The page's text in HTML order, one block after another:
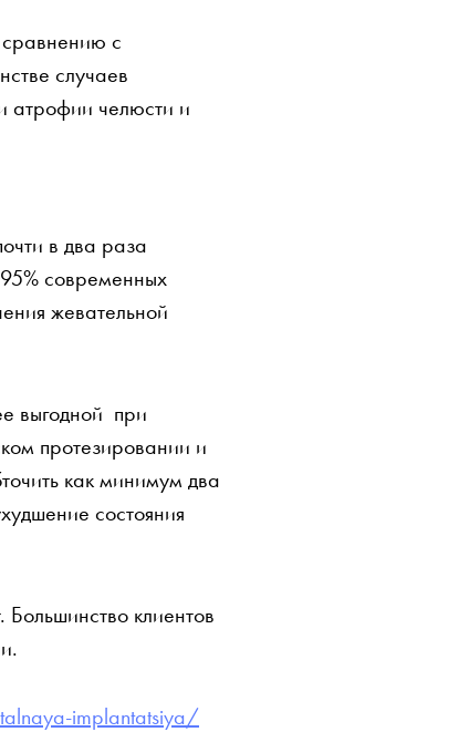
с
случаев
атрофии челюсти и
в два раза
современных
жевательной
выгодной при
протезировании и
как минимум два
состояния
Большинство клиентов
implantatsiya/